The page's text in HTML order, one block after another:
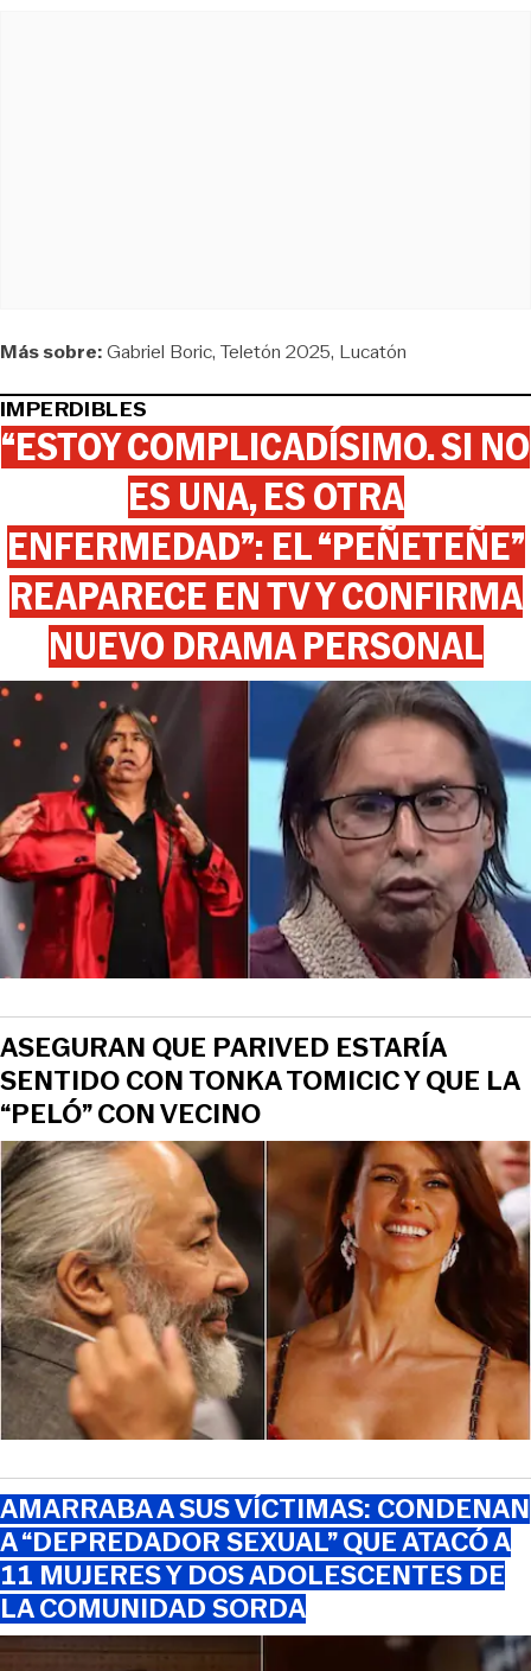
Más sobre:Gabriel Boric Teletón 2025 Lucatón
IMPERDIBLES
“ESTOY COMPLICADÍSIMO. SI NO
ES UNA, ES OTRA
ENFERMEDAD”: EL “PEÑETEÑE”
REAPARECE EN TV Y CONFIRMA
NUEVO DRAMA PERSONAL
ASEGURAN QUE PARIVED ESTARÍA
SENTIDO CON TONKA TOMICIC Y QUE LA
“PELÓ” CON VECINO
AMARRABA A SUS VÍCTIMAS: CONDENAN
A “DEPREDADOR SEXUAL” QUE ATACÓ A
11 MUJERES Y DOS ADOLESCENTES DE
LA COMUNIDAD SORDA